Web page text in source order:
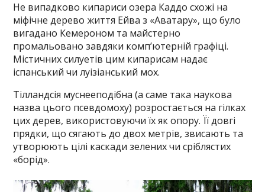
Не випадково кипариси озера Каддо схожі на
міфічне дерево життя Ейва з «Аватару», що було
вигадано Кемероном та майстерно
промальовано завдяки комп’ютерній графіці.
Містичних силуетів цим кипарисам надає
іспанський чи луізіанський мох.
Тілландсія муснееподібна (а саме така наукова
назва цього псевдомоху) розростається на гілках
цих дерев, використовуючи їх як опору. Її довгі
прядки, що сягають до двох метрів, звисають та
утворюють цілі каскади зелених чи сріблястих
«борід».